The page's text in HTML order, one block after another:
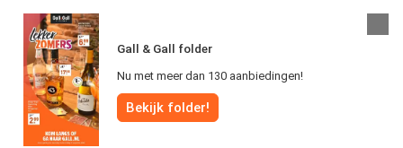
Gall & Gall folder
Nu met meer dan 130 aanbiedingen!
Bekijk folder!
folderpublicaties, heeft Folderz.nl duurzame samenwerkingen opgebouwd
met retailers en merken. Hierdoor zijn we uitgegroeid tot de toonaangevende
speler in de digitale foldermarkt.
Alle rechten voorbehouden © Folderz.nl 2026 |